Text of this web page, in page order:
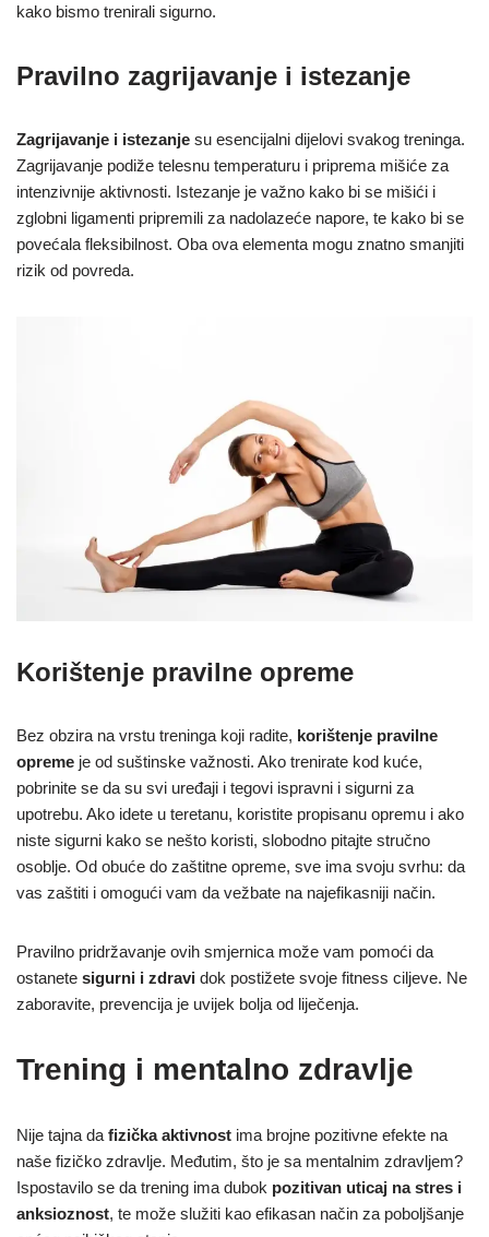
kako bismo trenirali sigurno.
Pravilno zagrijavanje i istezanje
Zagrijavanje i istezanje su esencijalni dijelovi svakog treninga.
Zagrijavanje podiže telesnu temperaturu i priprema mišiće za
intenzivnije aktivnosti. Istezanje je važno kako bi se mišići i
zglobni ligamenti pripremili za nadolazeće napore, te kako bi se
povećala fleksibilnost. Oba ova elementa mogu znatno smanjiti
rizik od povreda.
Korištenje pravilne opreme
Bez obzira na vrstu treninga koji radite, korištenje pravilne
opreme je od suštinske važnosti. Ako trenirate kod kuće,
pobrinite se da su svi uređaji i tegovi ispravni i sigurni za
upotrebu. Ako idete u teretanu, koristite propisanu opremu i ako
niste sigurni kako se nešto koristi, slobodno pitajte stručno
osoblje. Od obuće do zaštitne opreme, sve ima svoju svrhu: da
vas zaštiti i omogući vam da vežbate na najefikasniji način.
Pravilno pridržavanje ovih smjernica može vam pomoći da
ostanete sigurni i zdravi dok postižete svoje fitness ciljeve. Ne
zaboravite, prevencija je uvijek bolja od liječenja.
Trening i mentalno zdravlje
Nije tajna da fizička aktivnost ima brojne pozitivne efekte na
naše fizičko zdravlje. Međutim, što je sa mentalnim zdravljem?
Ispostavilo se da trening ima dubok pozitivan uticaj na stres i
anksioznost, te može služiti kao efikasan način za poboljšanje